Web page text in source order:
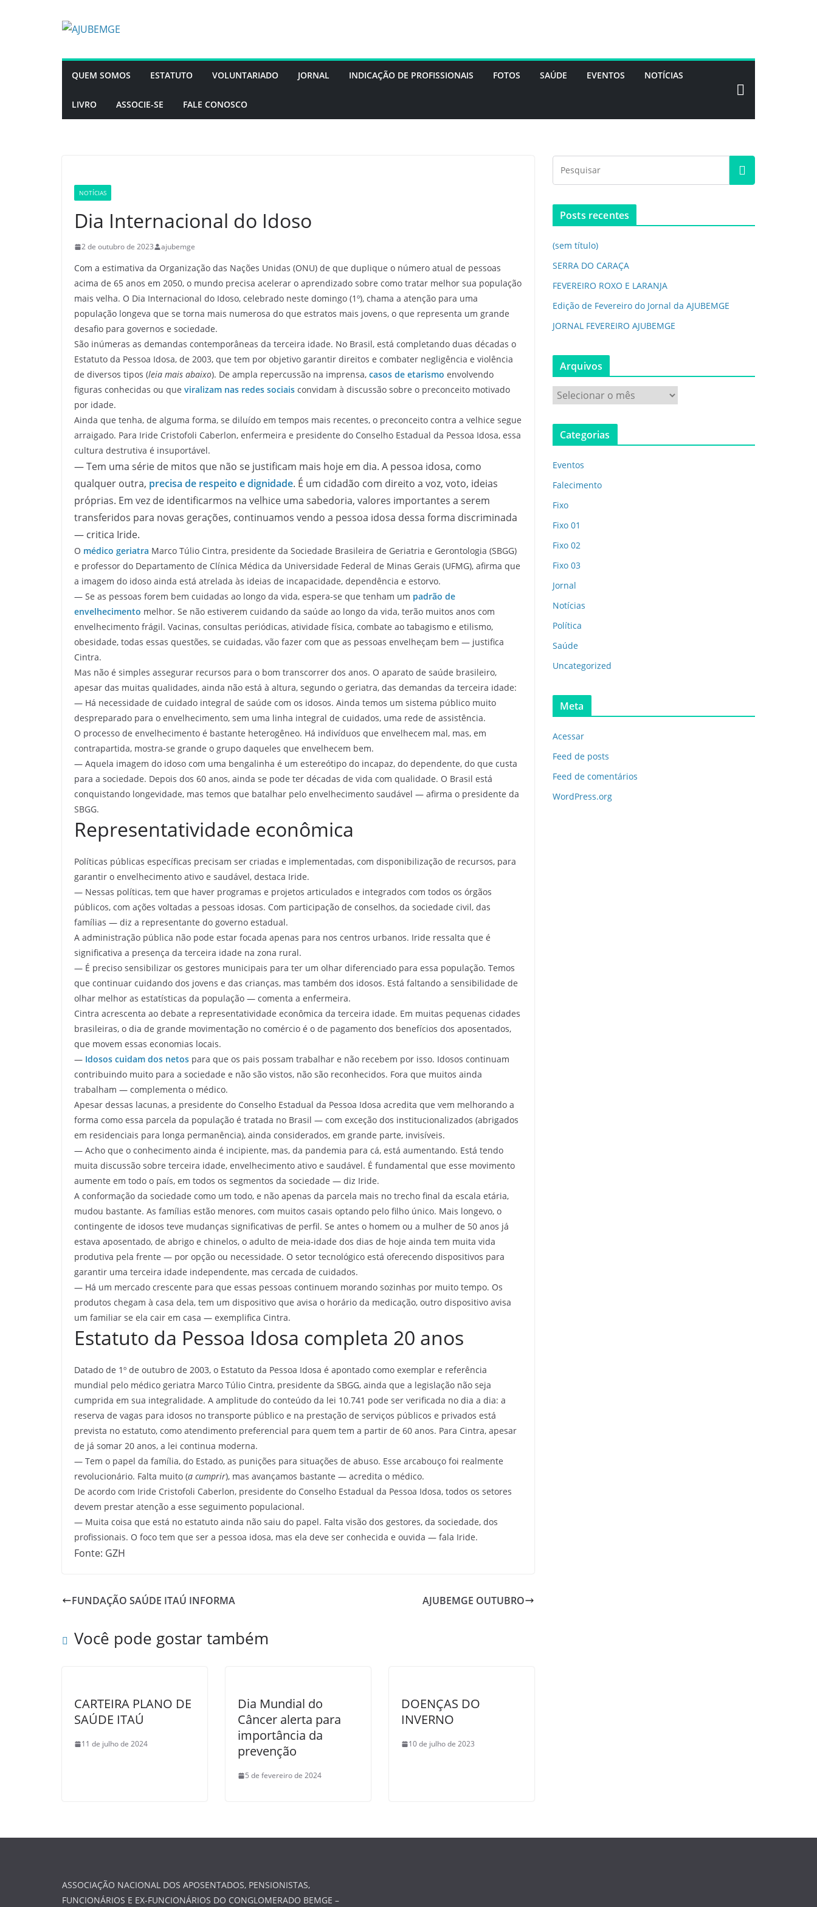
QUEM SOMOS ESTATUTO VOLUNTARIADO JORNAL INDICAÇÃO DE PROFISSIONAIS FOTOS SAÚDE EVENTOS NOTÍCIAS
LIVRO ASSOCIE-SE FALE CONOSCO
NOTÍCIAS
Dia Internacional do Idoso
2 de outubro de 2023 ajubemge
Com a estimativa da Organização das Nações Unidas (ONU) de que duplique o número atual de pessoas
acima de 65 anos em 2050, o mundo precisa acelerar o aprendizado sobre como tratar melhor sua população
mais velha. O Dia Internacional do Idoso, celebrado neste domingo (1º), chama a atenção para uma
população longeva que se torna mais numerosa do que estratos mais jovens, o que representa um grande
desafio para governos e sociedade.
São inúmeras as demandas contemporâneas da terceira idade. No Brasil, está completando duas décadas o
Estatuto da Pessoa Idosa, de 2003, que tem por objetivo garantir direitos e combater negligência e violência
de diversos tipos (leia mais abaixo). De ampla repercussão na imprensa, casos de etarismo envolvendo
figuras conhecidas ou que viralizam nas redes sociais convidam à discussão sobre o preconceito motivado
por idade.
Ainda que tenha, de alguma forma, se diluído em tempos mais recentes, o preconceito contra a velhice segue
arraigado. Para Iride Cristofoli Caberlon, enfermeira e presidente do Conselho Estadual da Pessoa Idosa, essa
cultura destrutiva é insuportável.
— Tem uma série de mitos que não se justificam mais hoje em dia. A pessoa idosa, como
qualquer outra, precisa de respeito e dignidade. É um cidadão com direito a voz, voto, ideias
próprias. Em vez de identificarmos na velhice uma sabedoria, valores importantes a serem
transferidos para novas gerações, continuamos vendo a pessoa idosa dessa forma discriminada
— critica Iride.
O médico geriatra Marco Túlio Cintra, presidente da Sociedade Brasileira de Geriatria e Gerontologia (SBGG)
e professor do Departamento de Clínica Médica da Universidade Federal de Minas Gerais (UFMG), afirma que
a imagem do idoso ainda está atrelada às ideias de incapacidade, dependência e estorvo.
— Se as pessoas forem bem cuidadas ao longo da vida, espera-se que tenham um padrão de
envelhecimento melhor. Se não estiverem cuidando da saúde ao longo da vida, terão muitos anos com
envelhecimento frágil. Vacinas, consultas periódicas, atividade física, combate ao tabagismo e etilismo,
obesidade, todas essas questões, se cuidadas, vão fazer com que as pessoas envelheçam bem — justifica
Cintra.
Mas não é simples assegurar recursos para o bom transcorrer dos anos. O aparato de saúde brasileiro,
apesar das muitas qualidades, ainda não está à altura, segundo o geriatra, das demandas da terceira idade:
— Há necessidade de cuidado integral de saúde com os idosos. Ainda temos um sistema público muito
despreparado para o envelhecimento, sem uma linha integral de cuidados, uma rede de assistência.
O processo de envelhecimento é bastante heterogêneo. Há indivíduos que envelhecem mal, mas, em
contrapartida, mostra-se grande o grupo daqueles que envelhecem bem.
— Aquela imagem do idoso com uma bengalinha é um estereótipo do incapaz, do dependente, do que custa
para a sociedade. Depois dos 60 anos, ainda se pode ter décadas de vida com qualidade. O Brasil está
conquistando longevidade, mas temos que batalhar pelo envelhecimento saudável — afirma o presidente da
SBGG.
Representatividade econômica
Políticas públicas específicas precisam ser criadas e implementadas, com disponibilização de recursos, para
garantir o envelhecimento ativo e saudável, destaca Iride.
— Nessas políticas, tem que haver programas e projetos articulados e integrados com todos os órgãos
públicos, com ações voltadas a pessoas idosas. Com participação de conselhos, da sociedade civil, das
famílias — diz a representante do governo estadual.
A administração pública não pode estar focada apenas para nos centros urbanos. Iride ressalta que é
significativa a presença da terceira idade na zona rural.
— É preciso sensibilizar os gestores municipais para ter um olhar diferenciado para essa população. Temos
que continuar cuidando dos jovens e das crianças, mas também dos idosos. Está faltando a sensibilidade de
olhar melhor as estatísticas da população — comenta a enfermeira.
Cintra acrescenta ao debate a representatividade econômica da terceira idade. Em muitas pequenas cidades
brasileiras, o dia de grande movimentação no comércio é o de pagamento dos benefícios dos aposentados,
que movem essas economias locais.
— Idosos cuidam dos netos para que os pais possam trabalhar e não recebem por isso. Idosos continuam
contribuindo muito para a sociedade e não são vistos, não são reconhecidos. Fora que muitos ainda
trabalham — complementa o médico.
Apesar dessas lacunas, a presidente do Conselho Estadual da Pessoa Idosa acredita que vem melhorando a
forma como essa parcela da população é tratada no Brasil — com exceção dos institucionalizados (abrigados
em residenciais para longa permanência), ainda considerados, em grande parte, invisíveis.
— Acho que o conhecimento ainda é incipiente, mas, da pandemia para cá, está aumentando. Está tendo
muita discussão sobre terceira idade, envelhecimento ativo e saudável. É fundamental que esse movimento
aumente em todo o país, em todos os segmentos da sociedade — diz Iride.
A conformação da sociedade como um todo, e não apenas da parcela mais no trecho final da escala etária,
mudou bastante. As famílias estão menores, com muitos casais optando pelo filho único. Mais longevo, o
contingente de idosos teve mudanças significativas de perfil. Se antes o homem ou a mulher de 50 anos já
estava aposentado, de abrigo e chinelos, o adulto de meia-idade dos dias de hoje ainda tem muita vida
produtiva pela frente — por opção ou necessidade. O setor tecnológico está oferecendo dispositivos para
garantir uma terceira idade independente, mas cercada de cuidados.
— Há um mercado crescente para que essas pessoas continuem morando sozinhas por muito tempo. Os
produtos chegam à casa dela, tem um dispositivo que avisa o horário da medicação, outro dispositivo avisa
um familiar se ela cair em casa — exemplifica Cintra.
Estatuto da Pessoa Idosa completa 20 anos
Datado de 1º de outubro de 2003, o Estatuto da Pessoa Idosa é apontado como exemplar e referência
mundial pelo médico geriatra Marco Túlio Cintra, presidente da SBGG, ainda que a legislação não seja
cumprida em sua integralidade. A amplitude do conteúdo da lei 10.741 pode ser verificada no dia a dia: a
reserva de vagas para idosos no transporte público e na prestação de serviços públicos e privados está
prevista no estatuto, como atendimento preferencial para quem tem a partir de 60 anos. Para Cintra, apesar
de já somar 20 anos, a lei continua moderna.
— Tem o papel da família, do Estado, as punições para situações de abuso. Esse arcabouço foi realmente
revolucionário. Falta muito (a cumprir), mas avançamos bastante — acredita o médico.
De acordo com Iride Cristofoli Caberlon, presidente do Conselho Estadual da Pessoa Idosa, todos os setores
devem prestar atenção a esse seguimento populacional.
— Muita coisa que está no estatuto ainda não saiu do papel. Falta visão dos gestores, da sociedade, dos
profissionais. O foco tem que ser a pessoa idosa, mas ela deve ser conhecida e ouvida — fala Iride.
Fonte: GZH
FUNDAÇÃO SAÚDE ITAÚ INFORMA AJUBEMGE OUTUBRO
Você pode gostar também
CARTEIRA PLANO DE
SAÚDE ITAÚ
11 de julho de 2024
Dia Mundial do
Câncer alerta para
importância da
prevenção
5 de fevereiro de 2024
DOENÇAS DO
INVERNO
10 de julho de 2023
Posts recentes
(sem título)
SERRA DO CARAÇA
FEVEREIRO ROXO E LARANJA
Edição de Fevereiro do Jornal da AJUBEMGE
JORNAL FEVEREIRO AJUBEMGE
Arquivos
r
q
v
o
s
Categorias
Eventos
Falecimento
Fixo
Fixo 01
Fixo 02
Fixo 03
Jornal
Notícias
Política
Saúde
Uncategorized
Meta
Acessar
Feed de posts
Feed de comentários
WordPress.org
ASSOCIAÇÃO NACIONAL DOS APOSENTADOS, PENSIONISTAS,
FUNCIONÁRIOS E EX-FUNCIONÁRIOS DO CONGLOMERADO BEMGE –